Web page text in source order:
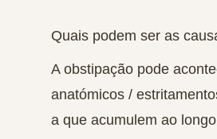
Quais podem ser as
A obstipação pode
anatómicos /
a que acumulem ao